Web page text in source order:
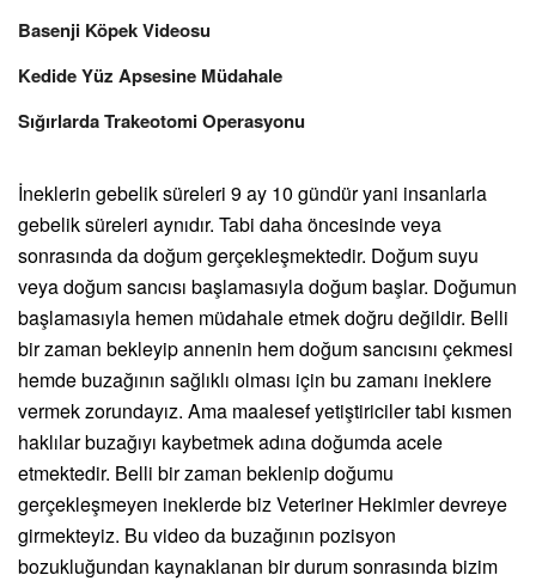
Basenji Köpek Videosu
Kedide Yüz Apsesine Müdahale
Sığırlarda Trakeotomi Operasyonu
İneklerin gebelik süreleri 9 ay 10 gündür yani insanlarla
gebelik süreleri aynıdır. Tabi daha öncesinde veya
sonrasında da doğum gerçekleşmektedir. Doğum suyu
veya doğum sancısı başlamasıyla doğum başlar. Doğumun
başlamasıyla hemen müdahale etmek doğru değildir. Belli
bir zaman bekleyip annenin hem doğum sancısını çekmesi
hemde buzağının sağlıklı olması için bu zamanı ineklere
vermek zorundayız. Ama maalesef yetiştiriciler tabi kısmen
haklılar buzağıyı kaybetmek adına doğumda acele
etmektedir. Belli bir zaman beklenip doğumu
gerçekleşmeyen ineklerde biz Veteriner Hekimler devreye
girmekteyiz. Bu video da buzağının pozisyon
bozukluğundan kaynaklanan bir durum sonrasında bizim